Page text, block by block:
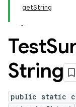
getString
Test
String
public static